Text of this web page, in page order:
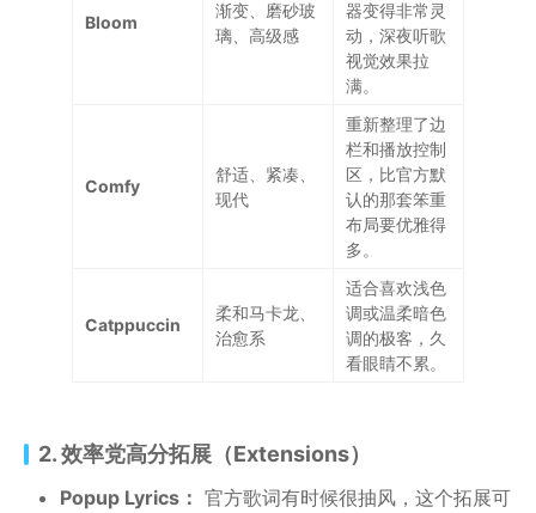
Bloom
渐变、磨砂玻
璃、高级感
器变得非常灵
动，深夜听歌
视觉效果拉
满。
Comfy
舒适、紧凑、
现代
重新整理了边
栏和播放控制
区，比官方默
认的那套笨重
布局要优雅得
多。
Catppuccin
柔和马卡龙、
治愈系
适合喜欢浅色
调或温柔暗色
调的极客，久
看眼睛不累。
2. 效率党高分拓展（Extensions）
Popup Lyrics： 官方歌词有时候很抽风，这个拓展可